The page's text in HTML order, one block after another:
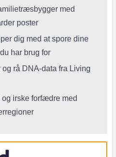
med
poster
dig med at spore dine
har brug for
rå DNA-data fra Living
irske forfædre med